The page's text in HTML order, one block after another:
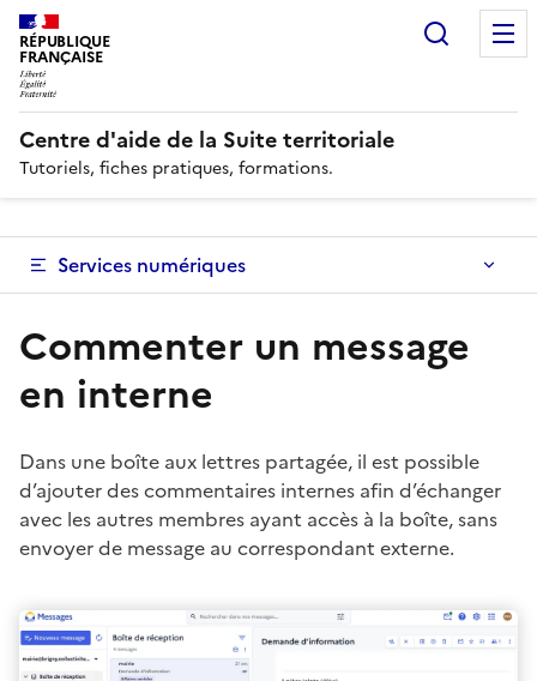
RÉPUBLIQUE
FRANÇAISE
Centre d'aide de la Suite territoriale
Tutoriels, fiches pratiques, formations.
Services numériques
Commenter un message
en interne
Dans une boîte aux lettres partagée, il est possible
d’ajouter des commentaires internes afin d’échanger
avec les autres membres ayant accès à la boîte, sans
envoyer de message au correspondant externe.